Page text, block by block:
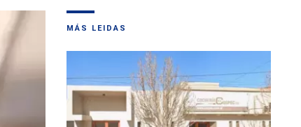
MÁS LEIDAS